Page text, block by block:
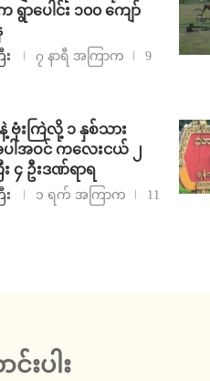
ာပေါင်း ၁၀၀ ကျော်
း ၇ နာရီ အကြာက
9
ဗုံးကြဲလို့ ၁ နှစ်သား
ါအဝင် ကလေးငယ် ၂
၄ ဦးဒဏ်ရာရ
း ၁ ရက် အကြာက
11
းပါး